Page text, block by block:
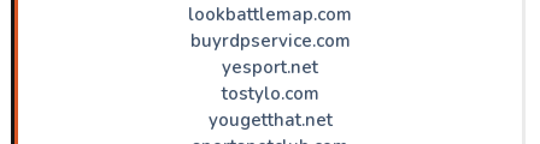
lookbattlemap.com
buyrdpservice.com
yesport.net
tostylo.com
yougetthat.net